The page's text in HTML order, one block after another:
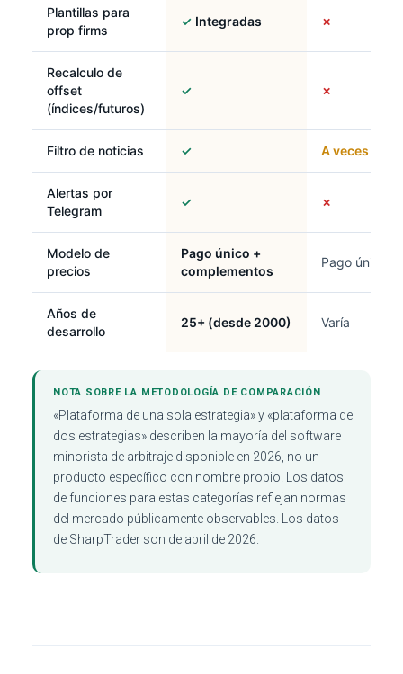
Plantillas para
prop firms
✓ Integradas ✗
Recalculo de
offset
(índices/futuros)
✓ ✗
Filtro de noticias ✓ A veces
Alertas por
Telegram
✓ ✗
Modelo de
precios
Pago único +
complementos
Pago único o
Años de
desarrollo
25+ (desde 2000) Varía
NOTA SOBRE LA METODOLOGÍA DE COMPARACIÓN
«Plataforma de una sola estrategia» y «plataforma de
dos estrategias» describen la mayoría del software
minorista de arbitraje disponible en 2026, no un
producto específico con nombre propio. Los datos
de funciones para estas categorías reflejan normas
del mercado públicamente observables. Los datos
de SharpTrader son de abril de 2026.